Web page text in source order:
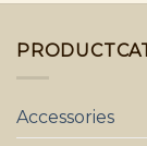
Accessories